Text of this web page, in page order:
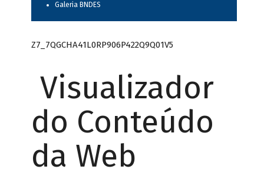
Galeria BNDES
Z7_7QGCHA41L0RP906P422Q9Q01V5
Visualizador
do Conteúdo
da Web